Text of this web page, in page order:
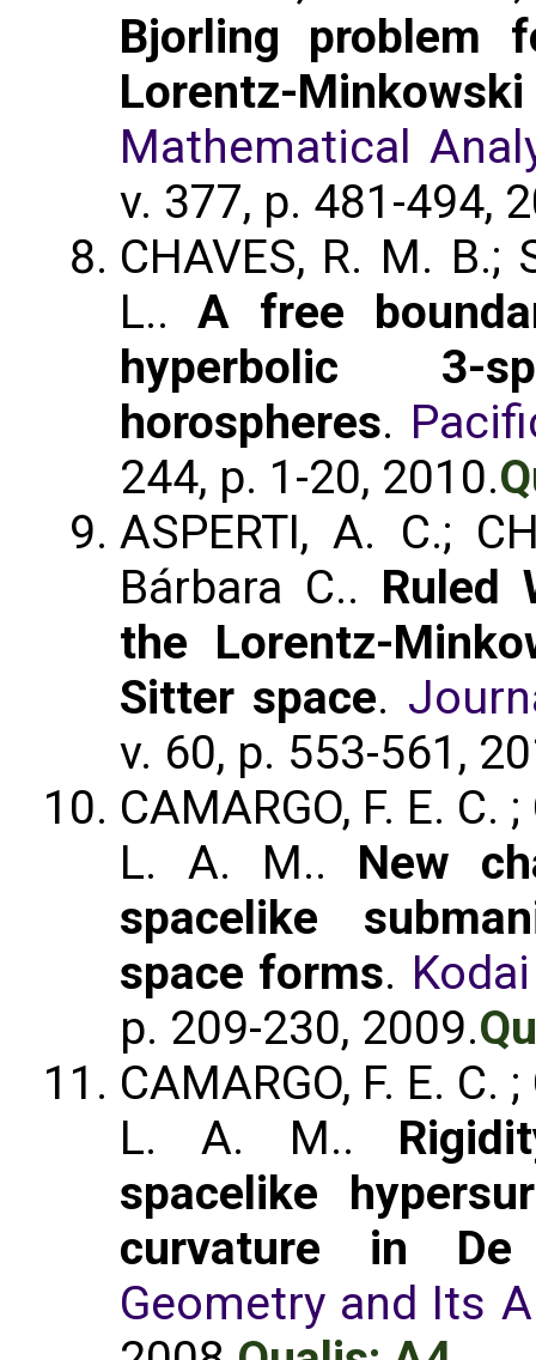
Bjorling problem
Lorentz-
Mathematical
v. 377, p. 481-494,
CHAVES, R. M. B.;
L..A free
hyperbolic 3-
horospheres.
244, p. 1-20, 2010.
ASPERTI, A. C.;
Bárbara C.. Ruled
the Lorentz-
Sitter space.
v. 60, p. 553-561,
CAMARGO, F. E. C.
L. A. M.. New
spacelike
space forms.
p. 209-230, 2009.
CAMARGO, F. E. C.
L. A. M..
spacelike
curvature in
Geometry and Its